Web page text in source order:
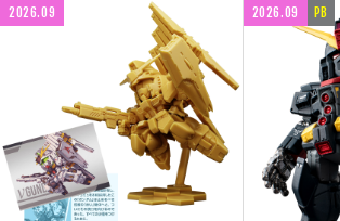
2026.09 2026.09 PB